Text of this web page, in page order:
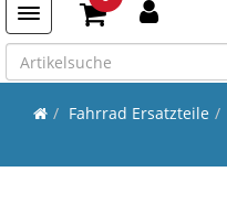
Toggle navigation
Fahrrad Ersatzteile